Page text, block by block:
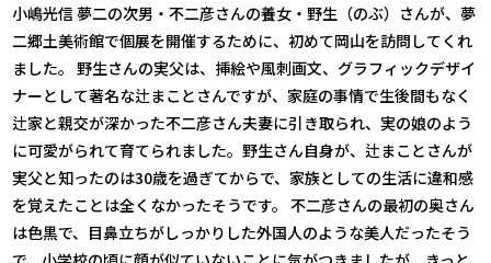
小嶋光信 夢二の次男・不二彦さんの養女・野生（のぶ）さんが、夢
二郷土美術館で個展を開催するために、初めて岡山を訪問してくれ
ました。 野生さんの実父は、挿絵や風刺画文、グラフィックデザイ
ナーとして著名な辻まことさんですが、家庭の事情で生後間もなく
辻家と親交が深かった不二彦さん夫妻に引き取られ、実の娘のよう
に可愛がられて育てられました。野生さん自身が、辻まことさんが
実父と知ったのは30歳を過ぎてからで、家族としての生活に違和感
を覚えたことは全くなかったそうです。 不二彦さんの最初の奥さん
は色黒で、目鼻立ちがしっかりした外国人のような美人だったそう